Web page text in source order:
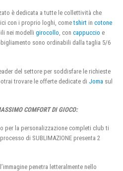
è dedicata a tutte le collettività che
con i proprio loghi, cometshirt in cotone
nei modelli girocollo, con cappuccio e
sono ordinabili dalla taglia 5/6
del settore per soddisfare le richieste
trovare le offerte dedicate di Joma sul
COMFORT DI GIOCO:
per la personalizzazione completi club ti
di SUBLIMAZIONE presenta 2
penetra letteralmente nello